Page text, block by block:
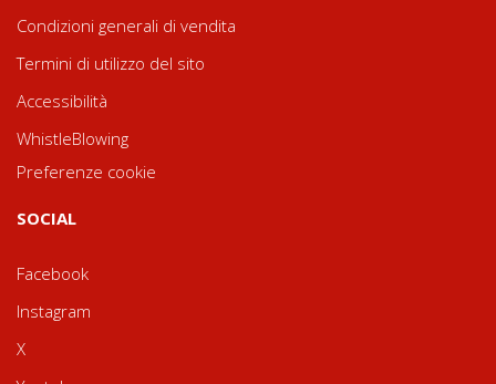
Condizioni generali di vendita
Termini di utilizzo del sito
Accessibilità
WhistleBlowing
Preferenze cookie
SOCIAL
Facebook
Instagram
X